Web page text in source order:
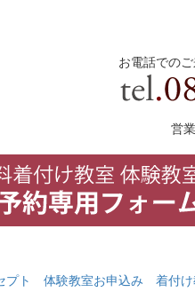
お電話での
営
プト 体験教室お申込み 着付